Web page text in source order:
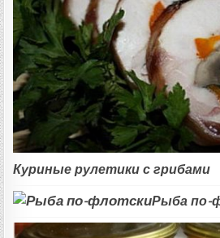
Куриные рулетики с грибами
Рыба по-